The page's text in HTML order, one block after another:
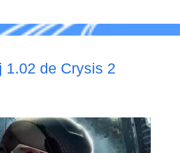
1.02 de Crysis 2